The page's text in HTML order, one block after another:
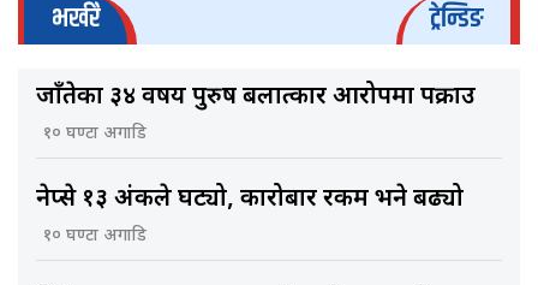
भर्खरै ट्रेन्डिङ
जाँतेका ३४ वर्षीय पुरुष बलात्कार आरोपमा पक्राउ
१० घण्टा अगाडि
नेप्से १३ अंकले घट्यो, कारोबार रकम भने बढ्यो
१० घण्टा अगाडि